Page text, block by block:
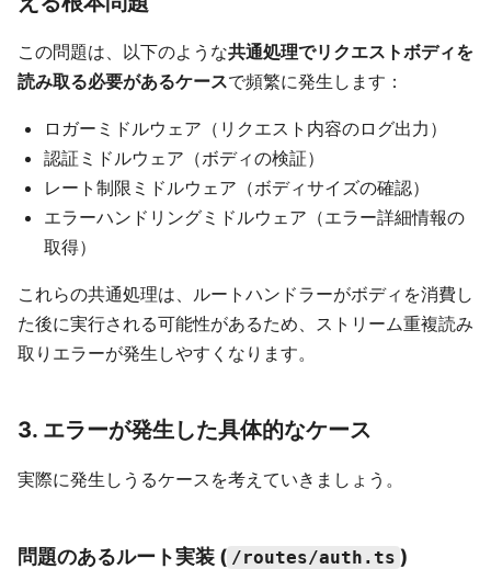
この問題は、以下のような共通処理でリクエストボディを
読み取る必要があるケースで頻繁に発生します：
ロガーミドルウェア（リクエスト内容のログ出力）
認証ミドルウェア（ボディの検証）
レート制限ミドルウェア（ボディサイズの確認）
エラーハンドリングミドルウェア（エラー詳細情報の
取得）
これらの共通処理は、ルートハンドラーがボディを消費し
た後に実行される可能性があるため、ストリーム重複読み
取りエラーが発生しやすくなります。
3. エラーが発生した具体的なケース
実際に発生しうるケースを考えていきましょう。
問題のあるルート実装 ( /routes/auth.ts )